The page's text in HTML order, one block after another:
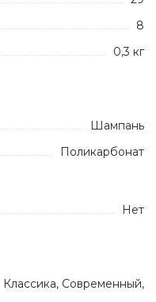
8
0,3 кг
Шампань
Поликарбонат
Нет
Классика, Современный,